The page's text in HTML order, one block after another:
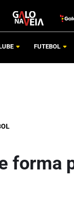
FUTEBOL
forma